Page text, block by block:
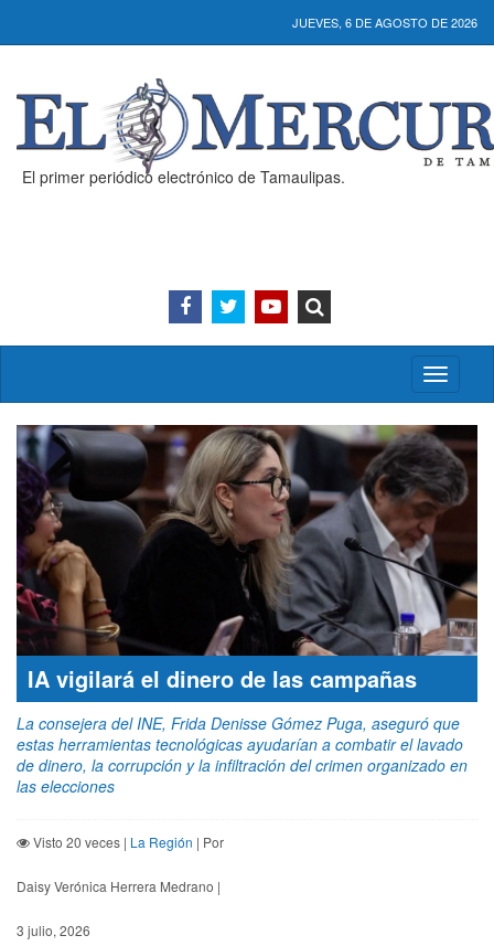
JUEVES, 6 DE AGOSTO DE 2026
El primer periódico electrónico de Tamaulipas.
Activar/
menú
IA vigilará el dinero de las campañas
La consejera del INE, Frida Denisse Gómez Puga, aseguró que
estas herramientas tecnológicas ayudarían a combatir el lavado
de dinero, la corrupción y la infiltración del crimen organizado en
las elecciones
Visto 20 veces | La Región | Por
Daisy Verónica Herrera Medrano |
3 julio, 2026